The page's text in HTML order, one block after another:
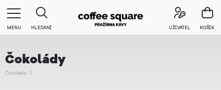
MENU HLEDÁNÍ UŽIVATEL KOŠÍK
Čokolády
Čokolády